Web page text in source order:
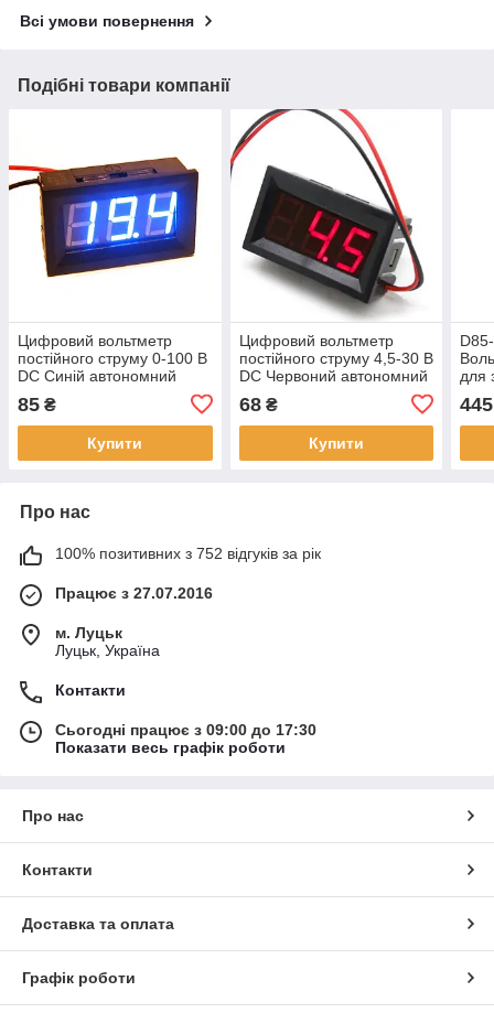
Всі умови повернення
Подібні товари компанії
Цифровий вольтметр
постійного струму 0-100 В
DC Синій автономний
85 ₴
Купити
Цифровий вольтметр
постійного струму 4,5-30 В
DC Червоний автономний
68₴
Купити
для
445
Про нас
100% позитивних з 752 відгуків за рік
Працює з 27.07.2016
м. Луцьк
Луцьк, Україна
Контакти
Сьогодні працює з 09:00 до 17:30
Показати весь графік роботи
Про нас
Контакти
Доставка та оплата
Графік роботи